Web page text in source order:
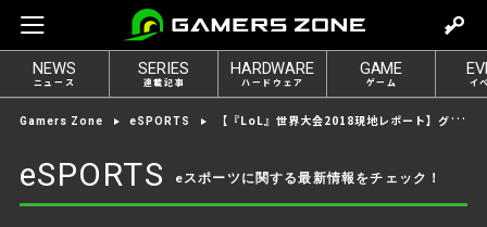
e
t
l
o
NEWS
ニュース
SERIES
連載記事
HARDWARE
ハードウェア
GAME
ゲーム イ
Gamers Zone eSPORTS 【『LoL』世界大会2018現地レポート】グループC・結果速報
eSPORTS eスポーツに関する最新情報をチェック！